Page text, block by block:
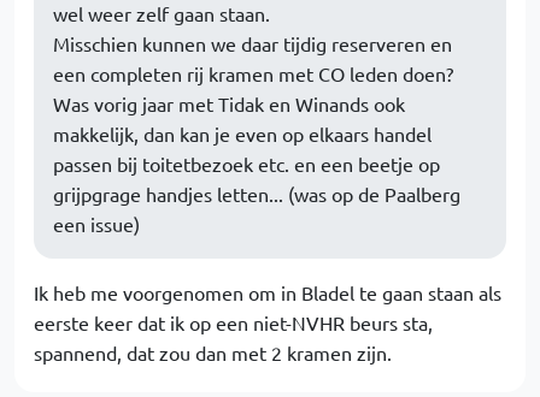
wel weer zelf gaan staan.
Misschien kunnen we daar tijdig reserveren en
een completen rij kramen met CO leden doen?
Was vorig jaar met Tidak en Winands ook
makkelijk, dan kan je even op elkaars handel
passen bij toitetbezoek etc. en een beetje op
grijpgrage handjes letten... (was op de Paalberg
een issue)
Ik heb me voorgenomen om in Bladel te gaan staan als
eerste keer dat ik op een niet-NVHR beurs sta,
spannend, dat zou dan met 2 kramen zijn.